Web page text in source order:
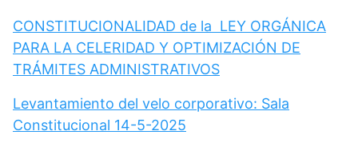
CONSTITUCIONALIDAD de la LEY ORGÁNICA
PARA LA CELERIDAD Y OPTIMIZACIÓN DE
TRÁMITES ADMINISTRATIVOS
Levantamiento del velo corporativo: Sala
Constitucional 14-5-2025